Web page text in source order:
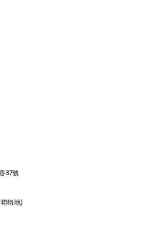
37號
络地)